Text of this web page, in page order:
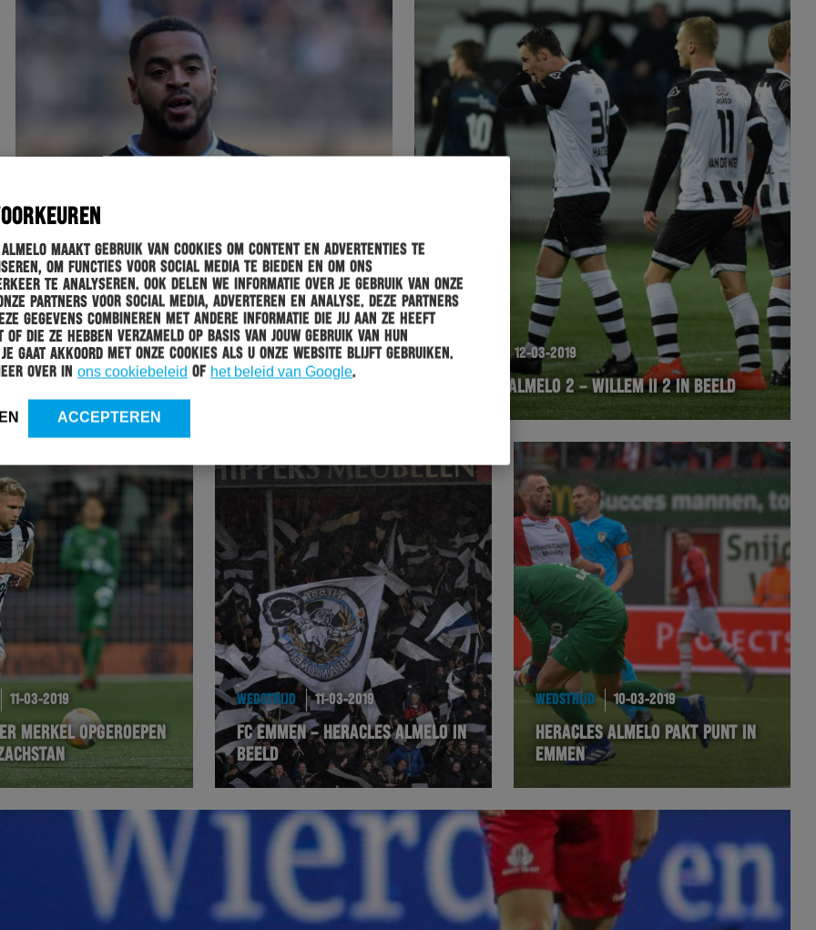
maakt gebruik van cookies om content en advertenties te
om functies voor social media te bieden en om ons
te analyseren. Ook delen we informatie over je gebruik van onze
partners voor social media, adverteren en analyse. Deze partners
gegevens combineren met andere informatie die jij aan ze heeft
die ze hebben verzameld op basis van jouw gebruik van hun
gaat akkoord met onze cookies als u onze website blijft gebruiken.
over in ons cookiebeleid of het beleid van Google.
ACCEPTEREN
HERACLES 13-03-2019
BRANDLEY KUWAS EN MOHAMMED OSMAN
WEDSTRIJD 12-03-2019
HERACLES ALMELO 2 – WILLEM II 2 IN BEELD
11-03-2019
MERKEL OPGEROEPEN
WEDSTRIJD 11-03-2019
FC EMMEN – HERACLES ALMELO IN
BEELD
WEDSTRIJD 10-03-2019
HERACLES ALMELO PAKT PUNT IN
EMMEN